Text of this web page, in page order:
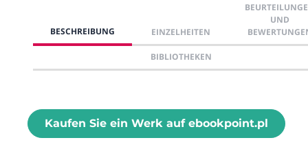
BESCHREIBUNG EINZELHEITEN
UND
BIBLIOTHEKEN
Kaufen Sie ein Werk auf ebookpoint.pl